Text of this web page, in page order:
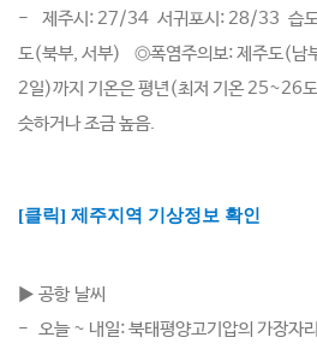
- 제주시: 27/34 서귀포시: 28/33 습
도(북부, 서부) ◎폭염주의보: 제주도(남
2일)까지 기온은 평년(최저 기온 25~26
슷하거나 조금 높음.
[클릭] 제주지역 기상정보 확인
▶ 공항 날씨
- 오늘 ~ 내일: 북태평양고기압의 가장자